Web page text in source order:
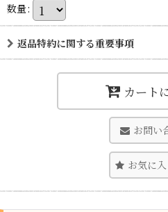
数量:
返品特約に関する重要事項
カート
お問い
お気に